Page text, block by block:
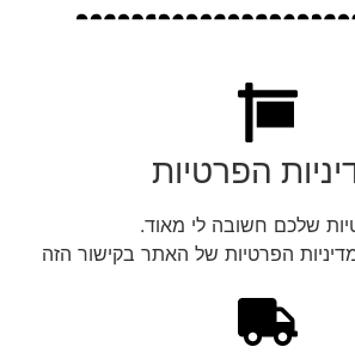
הפרטיות
שלכם חשובה לי מאוד.
הפרטיות של האתר בקישור הזה